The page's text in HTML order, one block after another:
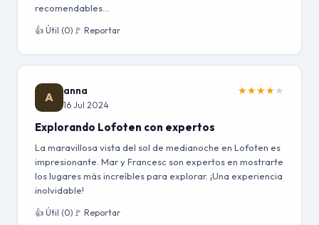
recomendables…
👍 Útil (0) 🚩 Reportar
A anna
16 Jul 2024
★★★★★
Explorando Lofoten con expertos
La maravillosa vista del sol de medianoche en Lofoten es
impresionante. Mar y Francesc son expertos en mostrarte
los lugares más increíbles para explorar. ¡Una experiencia
inolvidable!
👍 Útil (0) 🚩 Reportar